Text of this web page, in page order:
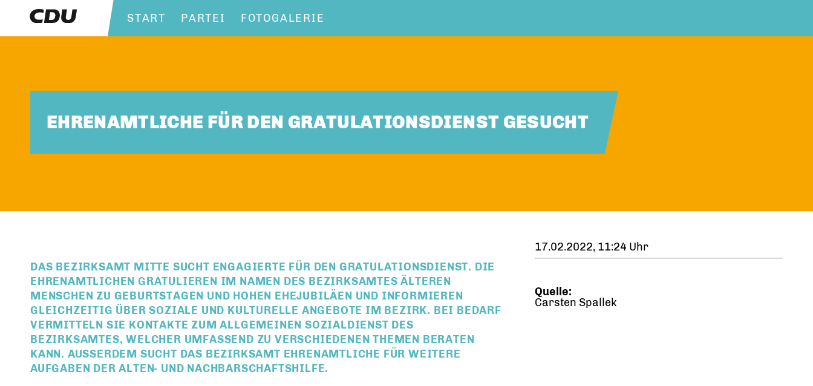
START PARTEI FOTOGALERIE
EHRENAMTLICHE FÜR DEN GRATULATIONSDIENST GESUCHT
DAS BEZIRKSAMT MITTE SUCHT ENGAGIERTE FÜR DEN GRATULATIONSDIENST. DIE
EHRENAMTLICHEN GRATULIEREN IM NAMEN DES BEZIRKSAMTES ÄLTEREN
MENSCHEN ZU GEBURTSTAGEN UND HOHEN EHEJUBILÄEN UND INFORMIEREN
GLEICHZEITIG ÜBER SOZIALE UND KULTURELLE ANGEBOTE IM BEZIRK. BEI BEDARF
VERMITTELN SIE KONTAKTE ZUM ALLGEMEINEN SOZIALDIENST DES
BEZIRKSAMTES, WELCHER UMFASSEND ZU VERSCHIEDENEN THEMEN BERATEN
KANN. AUSSERDEM SUCHT DAS BEZIRKSAMT EHRENAMTLICHE FÜR WEITERE A
UFGABEN DER ALTEN- UND NACHBARSCHAFTSHILFE.
17.02.2022, 11:24 Uhr
Quelle:
Carsten Spallek